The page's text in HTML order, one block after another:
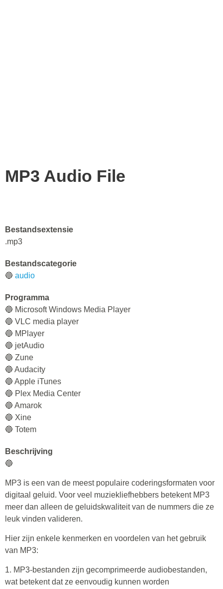
MP3 Audio File
Bestandsextensie
.mp3
Bestandscategorie
🔵 audio
Programma
🔵 Microsoft Windows Media Player
🔵 VLC media player
🔵 MPlayer
🔵 jetAudio
🔵 Zune
🔵 Audacity
🔵 Apple iTunes
🔵 Plex Media Center
🔵 Amarok
🔵 Xine
🔵 Totem
Beschrijving
🔵
MP3 is een van de meest populaire coderingsformaten voor
digitaal geluid. Voor veel muziekliefhebbers betekent MP3
meer dan alleen de geluidskwaliteit van de nummers die ze
leuk vinden valideren.
Hier zijn enkele kenmerken en voordelen van het gebruik
van MP3:
1. MP3-bestanden zijn gecomprimeerde audiobestanden,
wat betekent dat ze eenvoudig kunnen worden